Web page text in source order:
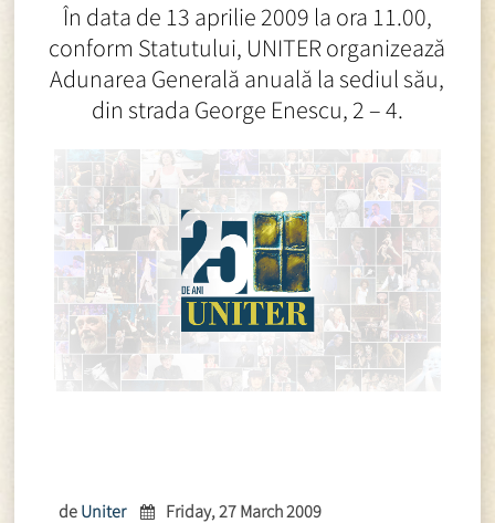
În data de 13 aprilie 2009 la ora 11.00,
conform Statutului, UNITER organizează
Adunarea Generală anuală la sediul său,
din strada George Enescu, 2 – 4.
de Uniter Friday, 27 March 2009